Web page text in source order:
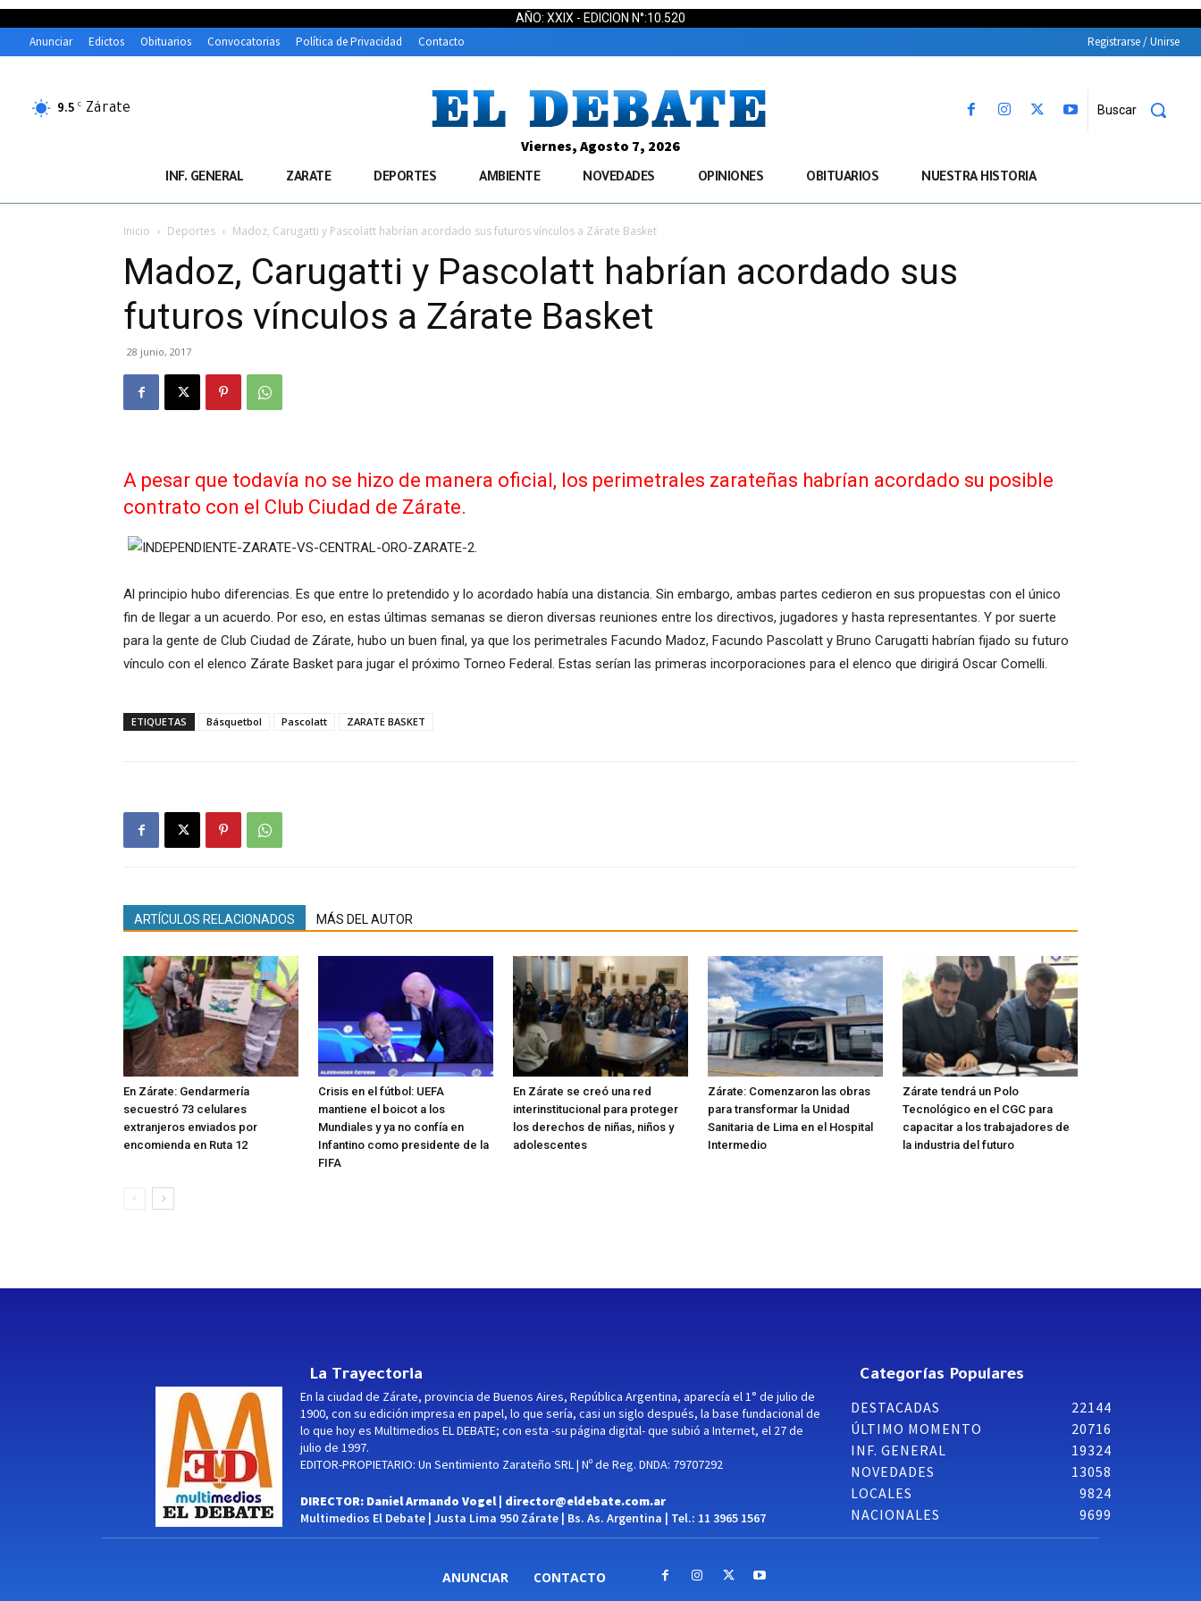
AÑO: XXIX - EDICION N°:10.520
Anunciar Edictos Obituarios Convocatorias Política de Privacidad Contacto Registrarse / Unirse
9.5 C Zárate Buscar
Viernes, Agosto 7, 2026
INF. GENERAL ZARATE DEPORTES AMBIENTE NOVEDADES OPINIONES OBITUARIOS NUESTRA HISTORIA
Inicio Deportes Madoz, Carugatti y Pascolatt habrían acordado sus futuros vínculos a Zárate Basket
Madoz, Carugatti y Pascolatt habrían acordado sus
futuros vínculos a Zárate Basket
28 junio, 2017
A pesar que todavía no se hizo de manera oficial, los perimetrales zarateñas habrían acordado su posible
contrato con el Club Ciudad de Zárate.
Al principio hubo diferencias. Es que entre lo pretendido y lo acordado había una distancia. Sin embargo, ambas partes cedieron en sus propuestas con el único
fin de llegar a un acuerdo. Por eso, en estas últimas semanas se dieron diversas reuniones entre los directivos, jugadores y hasta representantes. Y por suerte
para la gente de Club Ciudad de Zárate, hubo un buen final, ya que los perimetrales Facundo Madoz, Facundo Pascolatt y Bruno Carugatti habrían fijado su futuro
vínculo con el elenco Zárate Basket para jugar el próximo Torneo Federal. Estas serían las primeras incorporaciones para el elenco que dirigirá Oscar Comelli.
ETIQUETAS Básquetbol Pascolatt ZARATE BASKET
ARTÍCULOS RELACIONADOS MÁS DEL AUTOR
En Zárate: Gendarmería
secuestró 73 celulares
extranjeros enviados por
encomienda en Ruta 12
Crisis en el fútbol: UEFA
mantiene el boicot a los
Mundiales y ya no confía en
Infantino como presidente de la
FIFA
En Zárate se creó una red
interinstitucional para proteger
los derechos de niñas, niños y
adolescentes
Zárate: Comenzaron las obras
para transformar la Unidad
Sanitaria de Lima en el Hospital
Intermedio
Zárate tendrá un Polo
Tecnológico en el CGC para
capacitar a los trabajadores de
la industria del futuro
La Trayectoria
En la ciudad de Zárate, provincia de Buenos Aires, República Argentina, aparecía el 1° de julio de
1900, con su edición impresa en papel, lo que sería, casi un siglo después, la base fundacional de
lo que hoy es Multimedios EL DEBATE; con esta -su página digital- que subió a Internet, el 27 de
julio de 1997.
EDITOR-PROPIETARIO: Un Sentimiento Zarateño SRL | Nº de Reg. DNDA: 79707292
DIRECTOR: Daniel Armando Vogel | director@eldebate.com.ar
Multimedios El Debate | Justa Lima 950 Zárate | Bs. As. Argentina | Tel.: 11 3965 1567
Categorías Populares
DESTACADAS
22144
ÚLTIMO MOMENTO
20716
INF. GENERAL
19324
NOVEDADES
13058
LOCALES
9824
NACIONALES
9699
ANUNCIAR CONTACTO